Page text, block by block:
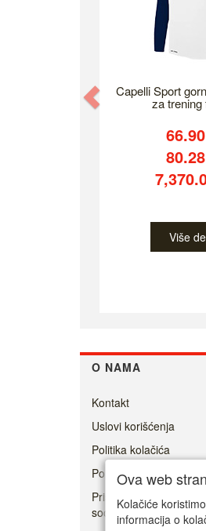
Capelli Sport
za trening
66.90
80.28
Više
Previous
O NAMA
Kontakt
Uslovi korišćenja
Politika kolačića
Politika privatnosti
Prisoner's Dilemma -
social game
Ova web
Kolačiće
informacija o